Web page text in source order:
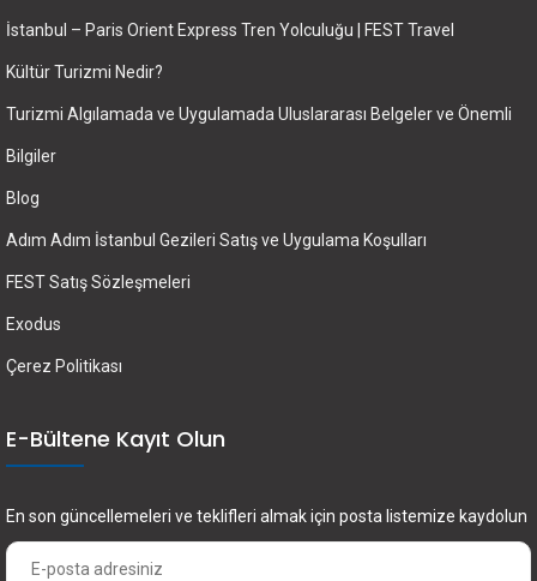
İstanbul – Paris Orient Express Tren Yolculuğu | FEST Travel
Kültür Turizmi Nedir?
Turizmi Algılamada ve Uygulamada Uluslararası Belgeler ve Önemli
Bilgiler
Blog
Adım Adım İstanbul Gezileri Satış ve Uygulama Koşulları
FEST Satış Sözleşmeleri
Exodus
Çerez Politikası
E-Bültene Kayıt Olun
En son güncellemeleri ve teklifleri almak için posta listemize kaydolun